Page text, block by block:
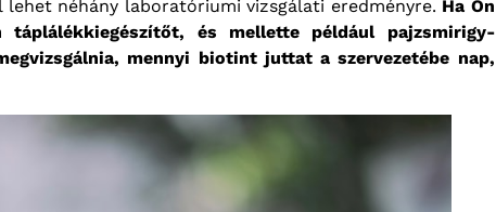
néhány laboratóriumi vizsgálati eredményre. Ha Ön
táplálékkiegészítőt, és mellette például pajzsmirigy-
mennyi biotint juttat a szervezetébe nap,